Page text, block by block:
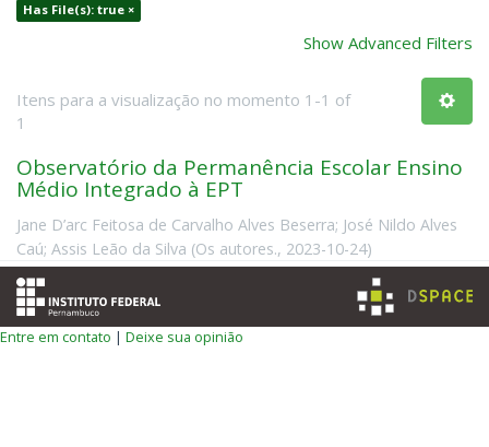
Has File(s): true ×
Show Advanced Filters
Itens para a visualização no momento 1-1 of
1
Observatório da Permanência Escolar Ensino
Médio Integrado à EPT
Jane D’arc Feitosa de Carvalho Alves Beserra; José Nildo Alves
Caú; Assis Leão da Silva (Os autores., 2023-10-24)
Entre em contato | Deixe sua opinião